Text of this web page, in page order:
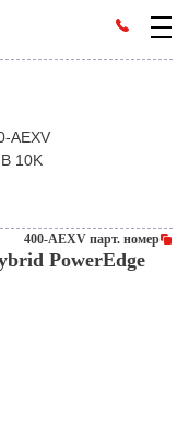
400-AEXV парт. номер
PowerEdge